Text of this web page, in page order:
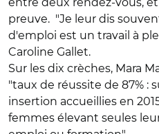
preuve. "Je leur dis
d'emploi est un travail à
Caroline Gallet.
Sur les dix crèches, Mara
"taux de réussite de 87% :
insertion accueillies en
femmes élevant seules